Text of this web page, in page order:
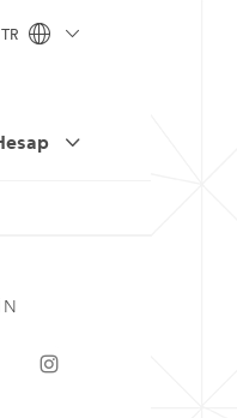
TR